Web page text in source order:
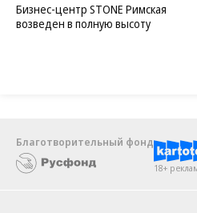
Бизнес-центр STONE Римская
возведен в полную высоту
Благотворительный фонд
18+